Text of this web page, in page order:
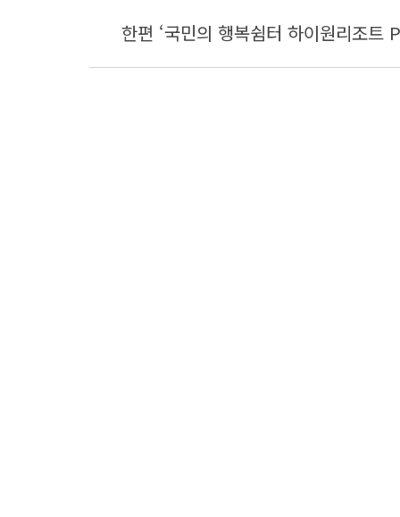
한편 ‘국민의 행복쉼터 하이원리조트